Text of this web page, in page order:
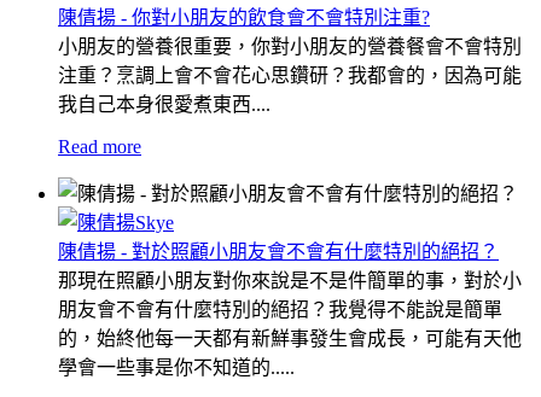
陳倩揚 - 你對小朋友的飲食會不會特別注重?
小朋友的營養很重要，你對小朋友的營養餐會不會特別
注重？烹調上會不會花心思鑽研？我都會的，因為可能
我自己本身很愛煮東西....
Read more
陳倩揚 - 對於照顧小朋友會不會有什麼特別的絕招？
那現在照顧小朋友對你來說是不是件簡單的事，對於小
朋友會不會有什麼特別的絕招？我覺得不能說是簡單
的，始終他每一天都有新鮮事發生會成長，可能有天他
學會一些事是你不知道的.....